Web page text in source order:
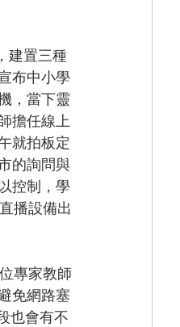
布中小學
，當下靈
擔任線上
就拍板定
的詢問與
控制，學
播設備出
免網路塞
也會有不